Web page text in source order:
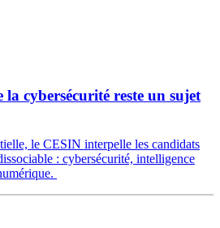
cybersécurité reste un sujet
le CESIN interpelle les candidats
: cybersécurité, intelligence